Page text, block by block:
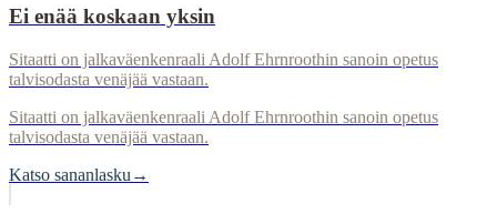
Ei enää koskaan yksin
Sitaatti on jalkaväenkenraali Adolf Ehrnroothin sanoin opetus
talvisodasta venäjää vastaan.
Sitaatti on jalkaväenkenraali Adolf Ehrnroothin sanoin opetus
talvisodasta venäjää vastaan.
Katso sananlasku →